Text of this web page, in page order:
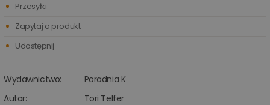
Wydawnictwo:
Poradnia K
Autor:
Tori Telfer
Przesyłki
Zapytaj o produkt
Udostępnij